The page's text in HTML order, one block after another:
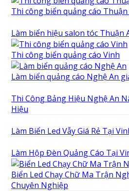
Thi công biển quảng cáo
Làm biển hiệu salon tóc Thuận
Thi công biển quảng cáo Vinh
Làm biển quảng cáo Nghệ An
Thi Công Bảng Hiệu Nghệ An
Hiệu
Làm Biển Led Vẫy Giá Rẻ Tại
Làm Hộp Đèn Quảng Cáo Tại
Biển Led Chạy Chữ Ma Trận
Chuyên Nghiệp